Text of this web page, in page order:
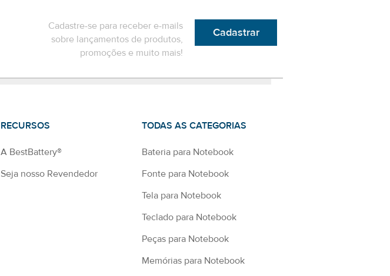
Cadastre-se para receber e-mails
sobre lançamentos de produtos,
promoções e muito mais!
Cadastrar
RECURSOS
A BestBattery®
Seja nosso Revendedor
TODAS AS CATEGORIAS
Bateria para Notebook
Fonte para Notebook
Tela para Notebook
Teclado para Notebook
Peças para Notebook
Memórias para Notebook